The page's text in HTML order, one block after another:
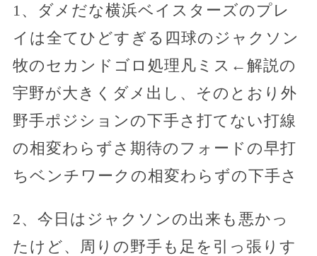
1、ダメだな横浜ベイスターズのプレ
イは全てひどすぎる四球のジャクソン
牧のセカンドゴロ処理凡ミス←解説の
宇野が大きくダメ出し、そのとおり外
野手ポジションの下手さ打てない打線
の相変わらずさ期待のフォードの早打
ちベンチワークの相変わらずの下手さ
2、今日はジャクソンの出来も悪かっ
たけど、周りの野手も足を引っ張りす